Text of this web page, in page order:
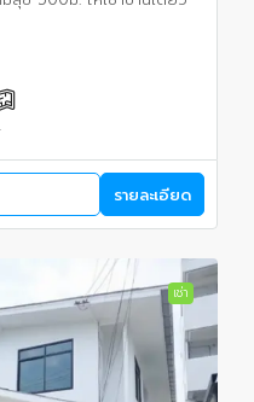
รายละเอียด
เช่า